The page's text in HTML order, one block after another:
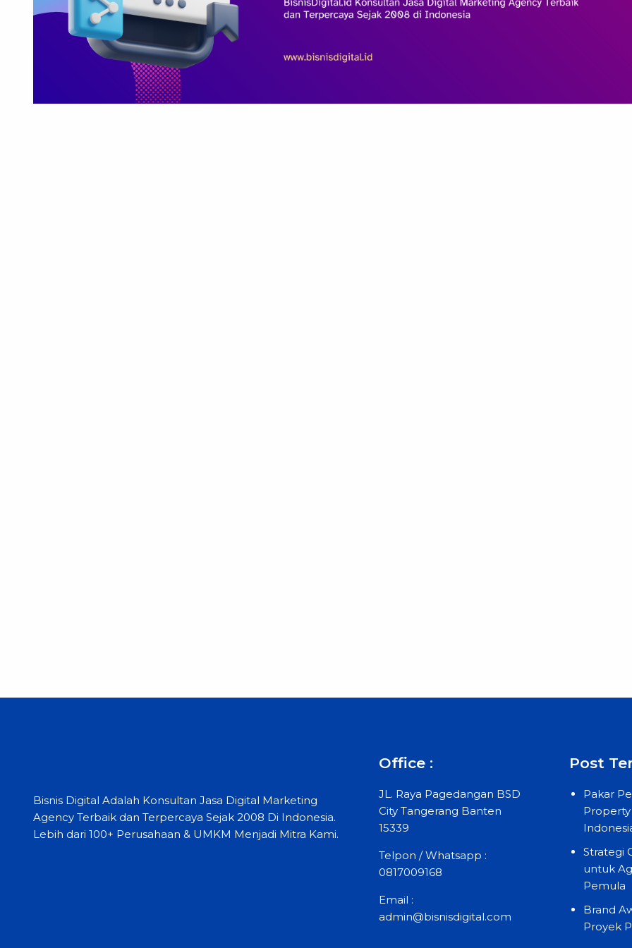
Bisnis Digital Adalah Konsultan Jasa Digital Marketing
Agency Terbaik dan Terpercaya Sejak 2008 Di Indonesia.
Lebih dari 100+ Perusahaan & UMKM Menjadi Mitra Kami.
Office :
JL. Raya Pagedangan BSD
City Tangerang Banten
15339
Telpon / Whatsapp :
0817009168
Email :
admin@bisnisdigital.com
Post
Pakar
Strategi
untuk
Pemula
Brand
Proyek